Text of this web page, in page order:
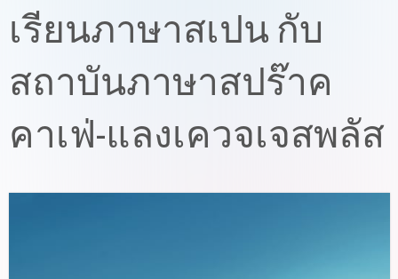
เรียนภาษาสเปน กับ
สถาบันภาษาสปร๊าค
คาเฟ่-แลงเควจเจสพลัส